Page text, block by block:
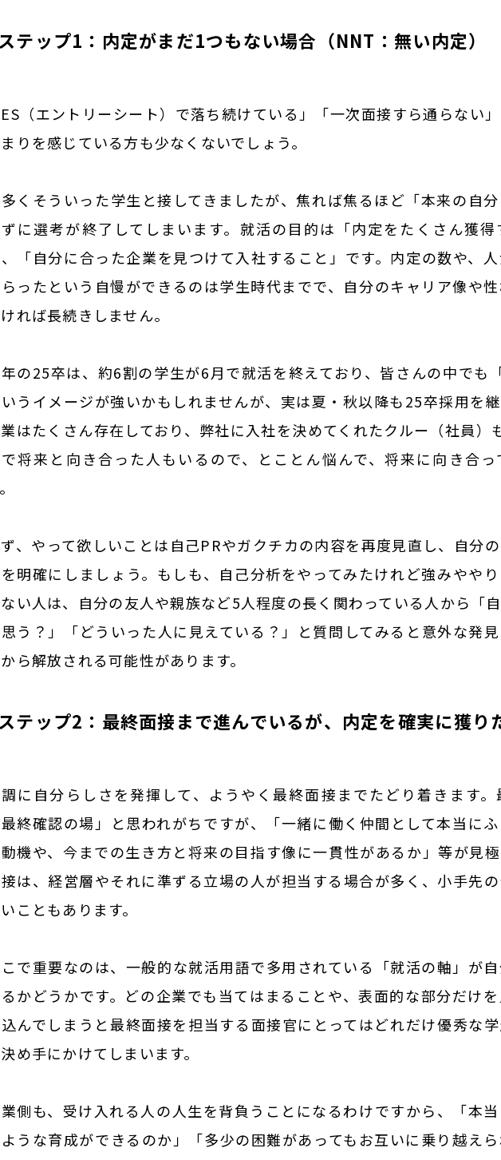
新着情報 INTERNSHIPインターン
採用情報
ステップ1：内定がまだ1つもない場合（NNT：無い内定）
ES（エントリーシート）で落ち続けている」「一次面接すら通らない
りを感じている方も少なくないでしょう。
くそういった学生と接してきましたが、焦れば焦るほど「本来の自
ずに選考が終了してしまいます。就活の目的は「内定をたくさん獲
「自分に合った企業を見つけて入社すること」です。内定の数や、
ったという自慢ができるのは学生時代までで、自分のキャリア像や
れば長続きしません。
の25卒は、約6割の学生が6月で就活を終えており、皆さんの中でも
うイメージが強いかもしれませんが、実は夏・秋以降も25卒採用を
はたくさん存在しており、弊社に入社を決めてくれたクルー（社員）
で将来と向き合った人もいるので、とことん悩んで、将来に向き合っ
、やって欲しいことは自己PRやガクチカの内容を再度見直し、自分
明確にしましょう。もしも、自己分析をやってみたけれど強みやや
い人は、自分の友人や親族など5人程度の長く関わっている人から「
う？」「どういった人に見えている？」と質問してみると意外な発
ら解放される可能性があります。
ステップ2：最終面接まで進んでいるが、内定を確実に獲り
に自分らしさを発揮して、ようやく最終面接までたどり着きます。
最終確認の場」と思われがちですが、「一緒に働く仲間として本当に
機や、今までの生き方と将来の目指す像に一貫性があるか」等が見
は、経営層やそれに準ずる立場の人が担当する場合が多く、小手先
こともあります。
で重要なのは、一般的な就活用語で多用されている「就活の軸」が
かどうかです。どの企業でも当てはまることや、表面的な部分だけ
んでしまうと最終面接を担当する面接官にとってはどれだけ優秀な
め手にかけてしまいます。
側も、受け入れる人の人生を背負うことになるわけですから、「本
うな育成ができるのか」「多少の困難があってもお互いに乗り越え